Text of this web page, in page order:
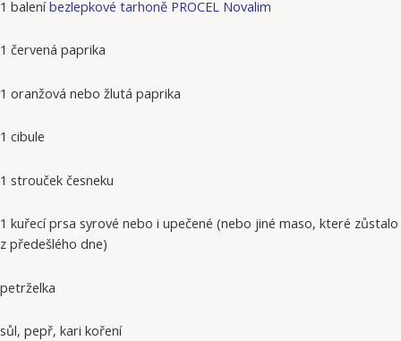
1 baleníbezlepkové tarhoně PROCEL Novalim
1 červená paprika
1 oranžová nebo žlutá paprika
1 cibule
1 strouček česneku
1 kuřecí prsa ​​syrové nebo i upečené (nebo jiné maso, které zůstalo
z předešlého dne)
petrželka
sůl, pepř, kari koření